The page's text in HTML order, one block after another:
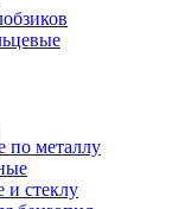
по металлу
и стеклу